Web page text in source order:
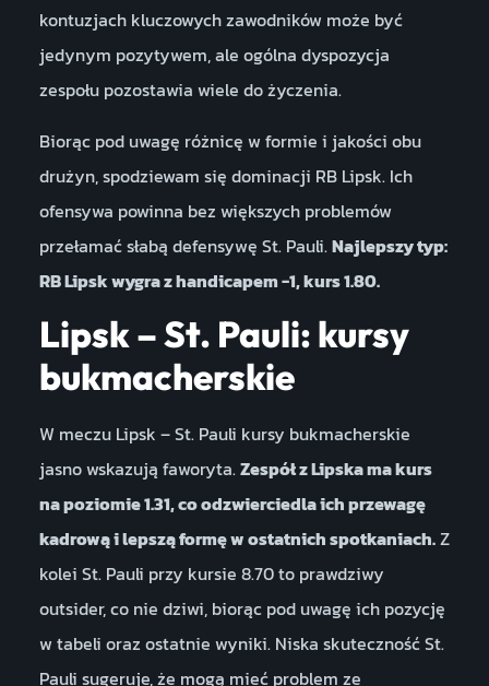
kontuzjach kluczowych zawodników może być
jedynym pozytywem, ale ogólna dyspozycja
zespołu pozostawia wiele do życzenia.
Biorąc pod uwagę różnicę w formie i jakości obu
drużyn, spodziewam się dominacji RB Lipsk. Ich
ofensywa powinna bez większych problemów
przełamać słabą defensywę St. Pauli.Najlepszy typ:
RB Lipsk wygra z handicapem -1, kurs 1.80.
Lipsk – St. Pauli: kursy
bukmacherskie
W meczu Lipsk – St. Pauli kursy bukmacherskie
jasno wskazują faworyta.Zespół z Lipska ma kurs
na poziomie 1.31, co odzwierciedla ich przewagę
kadrową i lepszą formę w ostatnich spotkaniach.Z
kolei St. Pauli przy kursie 8.70 to prawdziwy
outsider, co nie dziwi, biorąc pod uwagę ich pozycję
w tabeli oraz ostatnie wyniki. Niska skuteczność St.
Pauli sugeruje, że mogą mieć problem ze